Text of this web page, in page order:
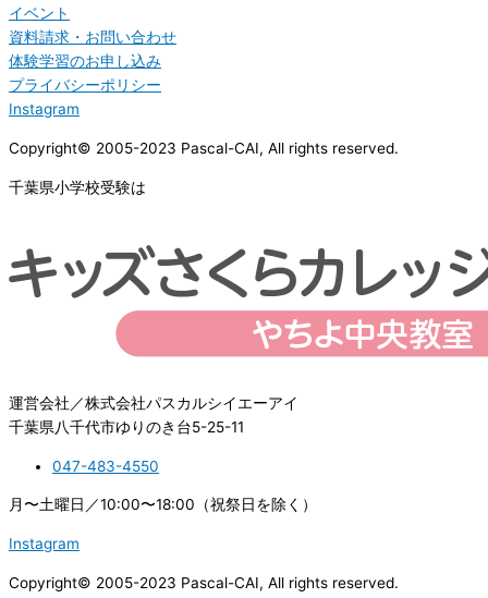
イベント
資料請求・お問い合わせ
体験学習のお申し込み
プライバシーポリシー
Instagram
Copyright© 2005-2023 Pascal-CAI, All rights reserved.
千葉県小学校受験は
運営会社／株式会社パスカルシイエーアイ
千葉県八千代市ゆりのき台5-25-11
047-483-4550
月〜土曜日／10:00〜18:00（祝祭日を除く）
Instagram
Copyright© 2005-2023 Pascal-CAI, All rights reserved.